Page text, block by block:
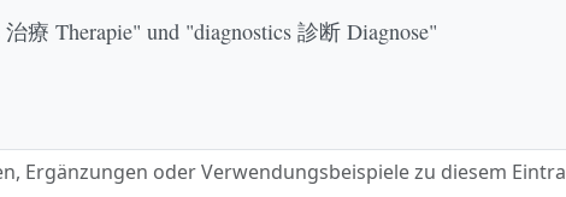
療 Therapie" und "diagnostics 診断 Diagnose"
oder Verwendungsbeispiele zu diesem Eintrag eintragen.